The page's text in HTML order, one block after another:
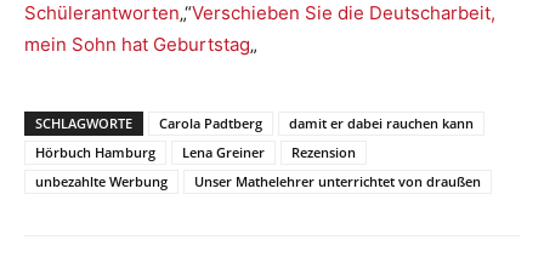
Schülerantworten„“Verschieben Sie die Deutscharbeit,
mein Sohn hat Geburtstag„
SCHLAGWORTE Carola Padtberg
damit er dabei rauchen kann
Hörbuch Hamburg
Lena Greiner
Rezension
unbezahlte Werbung
Unser Mathelehrer unterrichtet von draußen